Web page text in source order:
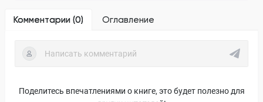
Комментарии (0) Оглавление
Поделитесь впечатлениями о книге, это будет полезно для